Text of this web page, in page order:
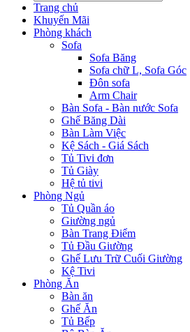
Trang chủ
Khuyến Mãi
Phòng khách
Sofa
Sofa Băng
Sofa chữ L, Sofa Góc
Đôn sofa
Arm Chair
Bàn Sofa - Bàn nước Sofa
Ghế Băng Dài
Bàn Làm Việc
Kệ Sách - Giá Sách
Tủ Tivi đơn
Tủ Giày
Hệ tủ tivi
Phòng Ngủ
Tủ Quần áo
Giường ngủ
Bàn Trang Điểm
Tủ Đầu Giường
Ghế Lưu Trữ Cuối Giường
Kệ Tivi
Phòng Ăn
Bàn ăn
Ghế Ăn
Tủ Bếp